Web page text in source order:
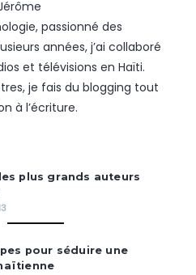
passionné des
années, j’ai collaboré
et télévisions en Haïti.
je fais du blogging tout
à l’écriture.
plus grands auteurs
pour séduire une